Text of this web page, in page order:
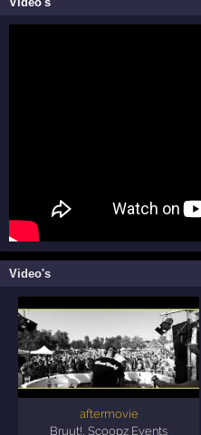
Video's
aftermovie
Bruut!,Scoopz Events